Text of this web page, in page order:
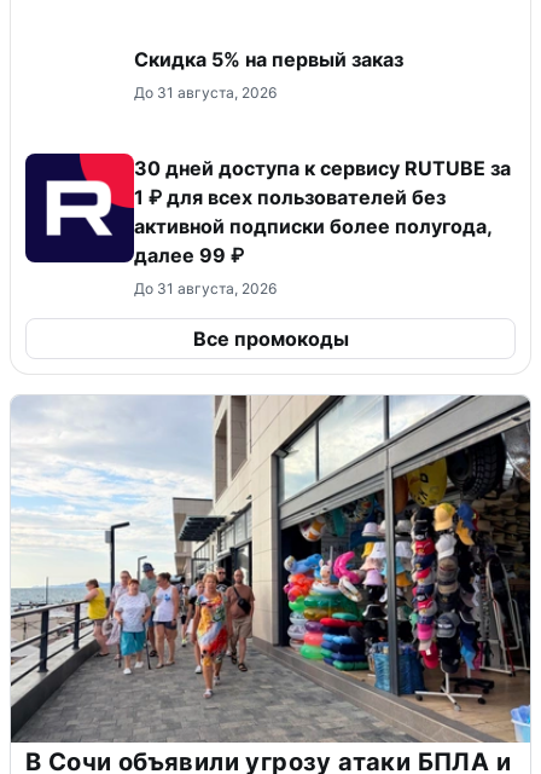
Скидка 5% на первый заказ
До 31 августа, 2026
30 дней доступа к сервису RUTUBE за
1 ₽ для всех пользователей без
активной подписки более полугода,
далее 99 ₽
До 31 августа, 2026
Все промокоды
В Сочи объявили угрозу атаки БПЛА и